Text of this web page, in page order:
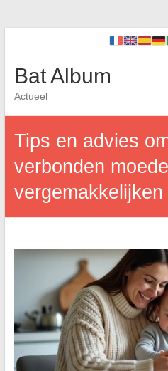
Bat Album
Actueel
Tips en advies
verbonden
vergemakkelijken